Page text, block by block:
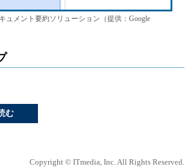
ュメント要約ソリューション（提供：Google
む
Copyright © ITmedia, Inc. All Rights Reserved.